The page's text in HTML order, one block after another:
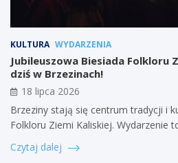
KULTURA WYDARZENIA
Jubileuszowa Biesiada Folkloru
dziś w Brzezinach!
18 lipca 2026
Brzeziny stają się centrum tradycji i
Folkloru Ziemi Kaliskiej. Wydarzenie
Czytaj dalej